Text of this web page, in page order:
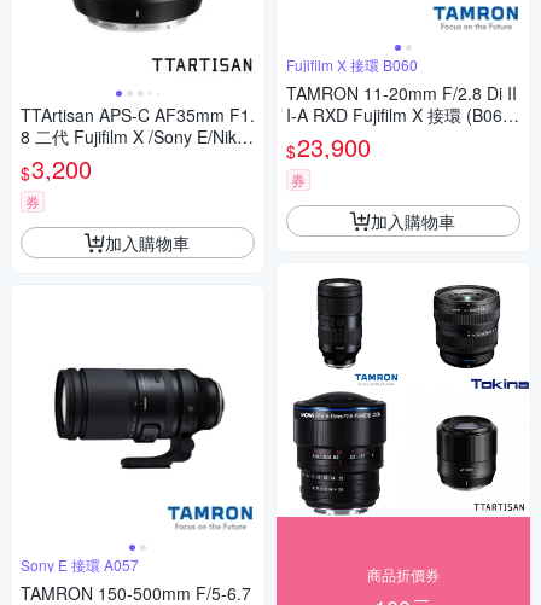
TTArtisan APS-C AF35mm F1.
8 二代 Fujifilm X /Sony E/Niko
n Z (公司貨)
$3,200
券
加入購物車
Sony E 接環 A057
TAMRON 150-500mm F/5-6.7
Fujifilm X 接環 B060
TAMRON 11-20mm F/2.8 Di II
I-A RXD Fujifilm X 接環 (B060)
(公司貨)
$23,900
券
加入購物車
商品折價券